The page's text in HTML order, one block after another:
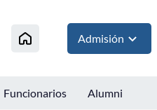
Admisión
Funcionarios Alumni